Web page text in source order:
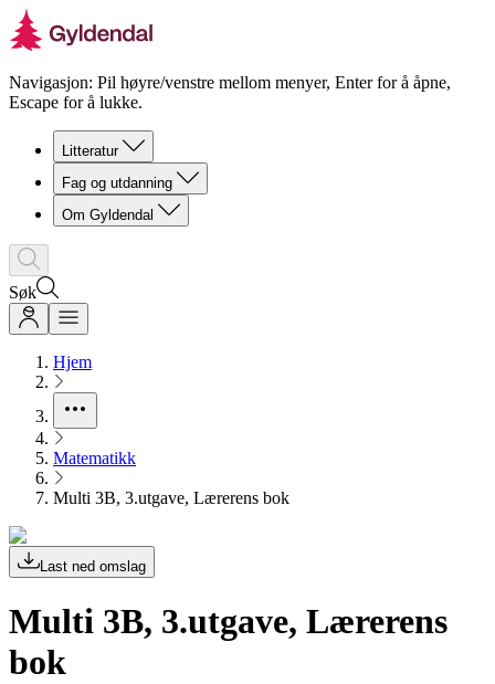
Navigasjon: Pil høyre/venstre mellom menyer, Enter for å åpne,
Escape for å lukke.
Litteratur
Fag og utdanning
Om Gyldendal
Søk
Hjem
Matematikk
Multi 3B, 3.utgave, Lærerens bok
Last ned omslag
Multi 3B, 3.utgave, Lærerens
bok